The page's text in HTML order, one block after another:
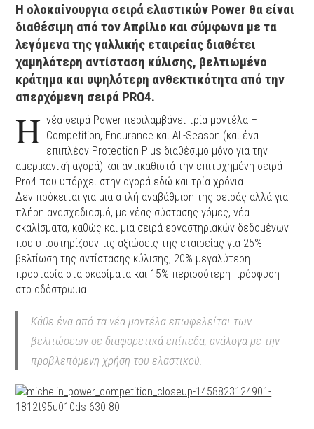
Η ολοκαίνουργια σειρά ελαστικών Power θα είναι
διαθέσιμη από τον Απρίλιο και σύμφωνα με τα
λεγόμενα της γαλλικής εταιρείας διαθέτει
χαμηλότερη αντίσταση κύλισης, βελτιωμένο
κράτημα και υψηλότερη ανθεκτικότητα από την
απερχόμενη σειρά PRO4.
H νέα σειρά Power περιλαμβάνει τρία μοντέλα –
Competition, Endurance και All-Season (και ένα
επιπλέον Protection Plus διαθέσιμο μόνο για την
αμερικανική αγορά) και αντικαθιστά την επιτυχημένη σειρά
Pro4 που υπάρχει στην αγορά εδώ και τρία χρόνια.
Δεν πρόκειται για μια απλή αναβάθμιση της σειράς αλλά για
πλήρη ανασχεδιασμό, με νέας σύστασης γόμες, νέα
σκαλίσματα, καθώς και μια σειρά εργαστηριακών δεδομένων
που υποστηρίζουν τις αξιώσεις της εταιρείας για 25%
βελτίωση της αντίστασης κύλισης, 20% μεγαλύτερη
προστασία στα σκασίματα και 15% περισσότερη πρόσφυση
στο οδόστρωμα.
Κάθε ένα από τα νέα μοντέλα επωφελείται των
βελτιώσεων σε διαφορετικά επίπεδα, ανάλογα με την
προβλεπόμενη χρήση του ελαστικού.